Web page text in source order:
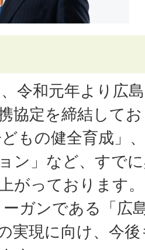
令和元年より広
協定を締結して
もの健全育成」
ン」など、すで
がっております。
ガンである「広
実現に向け、今